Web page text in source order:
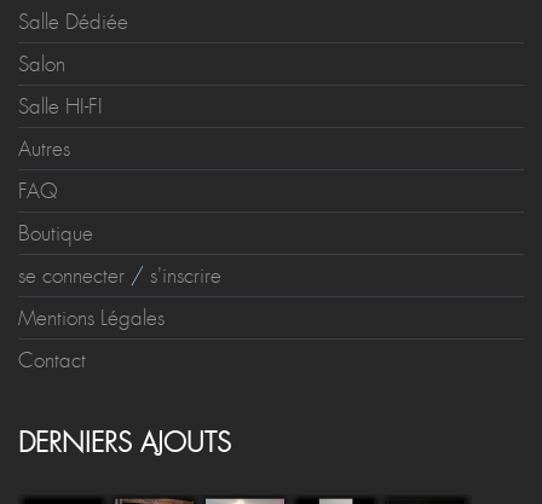
Salle Dédiée
Salon
Salle HI-FI
Autres
FAQ
Boutique
se connecter / s'inscrire
Mentions Légales
Contact
DERNIERS AJOUTS